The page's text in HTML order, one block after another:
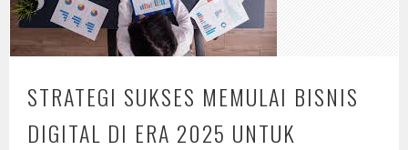
STRATEGI SUKSES MEMULAI BISNIS
DIGITAL DI ERA 2025 UNTUK